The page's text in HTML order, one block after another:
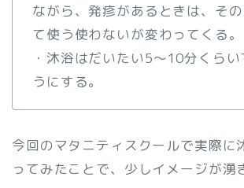
ながら、発疹があるときは、そ
て使う使わないが変わってくる。
・沐浴はだいたい5〜10分くら
うにする。
今回のマタニティスクールで実際に
ってみたことで、少しイメージが湧